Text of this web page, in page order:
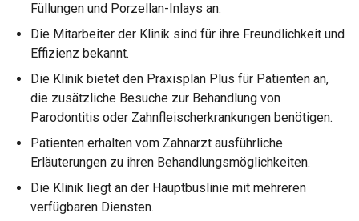
Füllungen und Porzellan-Inlays an.
Die Mitarbeiter der Klinik sind für ihre Freundlichkeit und
Effizienz bekannt.
Die Klinik bietet den Praxisplan Plus für Patienten an,
die zusätzliche Besuche zur Behandlung von
Parodontitis oder Zahnfleischerkrankungen benötigen.
Patienten erhalten vom Zahnarzt ausführliche
Erläuterungen zu ihren Behandlungsmöglichkeiten.
Die Klinik liegt an der Hauptbuslinie mit mehreren
verfügbaren Diensten.